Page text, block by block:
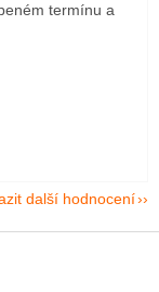
termínu a
další hodnocení